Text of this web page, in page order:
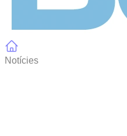
Notícies